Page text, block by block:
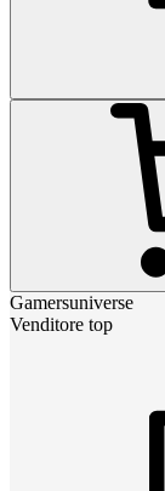
Gamersuniverse
Venditore top